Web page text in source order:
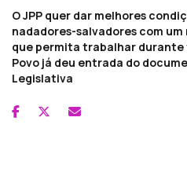
O JPP quer dar melhores
nadadores-salvadores com
que permita trabalhar durante
Povo já deu entrada do
Legislativa